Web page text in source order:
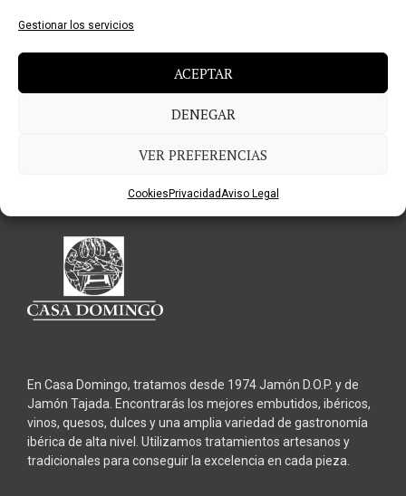
Gestionar los servicios
ACEPTAR
DENEGAR
VER PREFERENCIAS
Cookies PrivacidadAviso Legal
Mantecados Artesanos
AÑADIR AL CARRITO
En Casa Domingo, tratamos desde 1974 Jamón D.O.P. y de
Jamón Tajada. Encontrarás los mejores embutidos, ibéricos,
vinos, quesos, dulces y una amplia variedad de gastronomía
ibérica de alta nivel. Utilizamos tratamientos artesanos y
tradicionales para conseguir la excelencia en cada pieza.